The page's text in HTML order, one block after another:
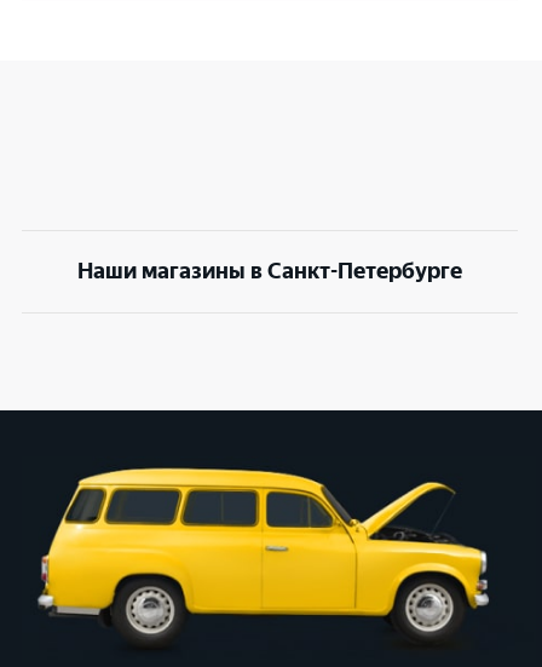
Наши магазины в Санкт-Петербурге